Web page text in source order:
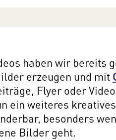
haben wir bereits
erzeugen und mit
Flyer oder
ein weiteres
besonders
Bilder geht.